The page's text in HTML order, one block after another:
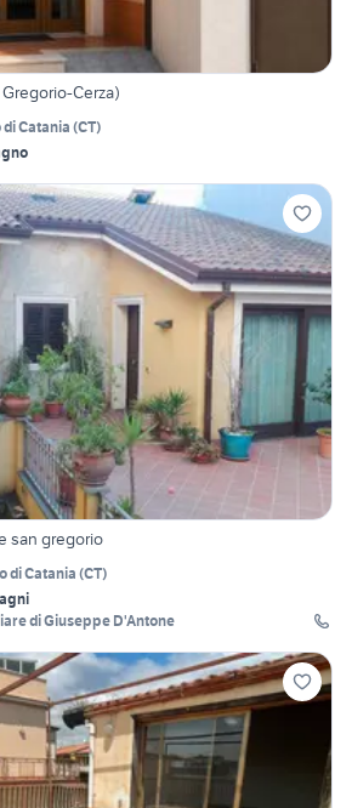
Cerza)
Catania(CT)
san gregorio
di Catania (CT)
di Giuseppe D'Antone